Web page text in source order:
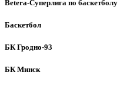
Betera-Суперлига по баскетболу
Баскетбол
БК Гродно-93
БК Минск